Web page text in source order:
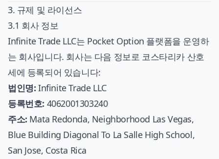
3. 규제 및 라이선스
3.1 회사 정보
Infinite Trade LLC는 Pocket Option 플랫폼을 운영하
는 회사입니다. 회사는 다음 정보로 코스타리카 산호
세에 등록되어 있습니다:
법인명: Infinite Trade LLC
등록번호: 4062001303240
주소: Mata Redonda, Neighborhood Las Vegas,
Blue Building Diagonal To La Salle High School,
San Jose, Costa Rica